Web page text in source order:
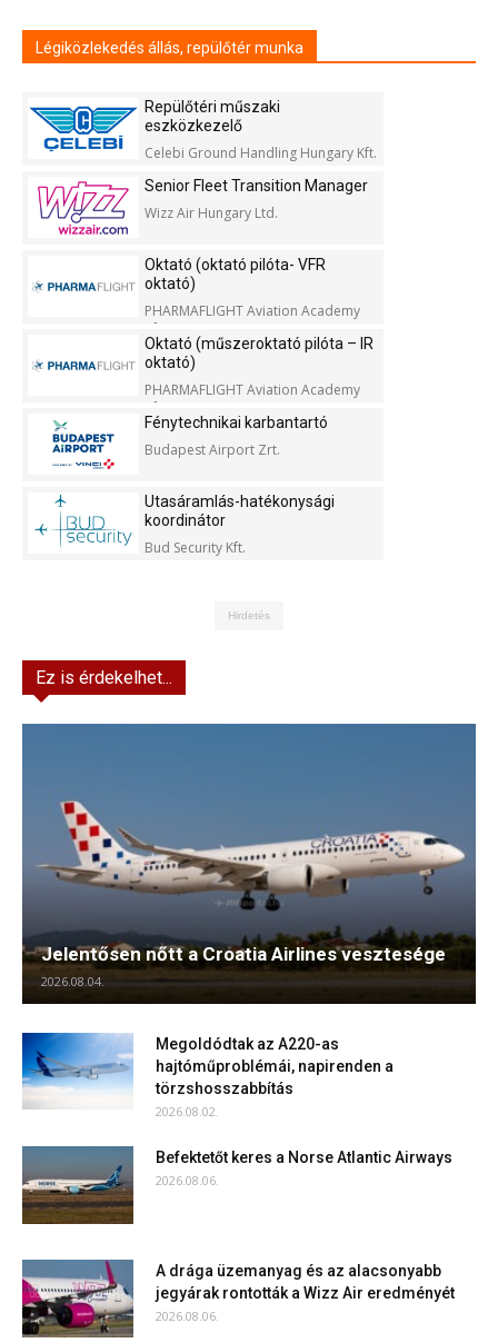
Légiközlekedés állás, repülőtér munka
Repülőtéri műszaki
eszközkezelő
Celebi Ground Handling Hungary Kft.
Senior Fleet Transition Manager
Wizz Air Hungary Ltd.
Oktató (oktató pilóta- VFR
oktató)
PHARMAFLIGHT Aviation Academy
Kft.
Oktató (műszeroktató pilóta – IR
oktató)
PHARMAFLIGHT Aviation Academy
Kft.
Fénytechnikai karbantartó
Budapest Airport Zrt.
Utasáramlás-hatékonysági
koordinátor
Bud Security Kft.
Hirdetés
Ez is érdekelhet...
Jelentősen nőtt a Croatia Airlines vesztesége
2026.08.04.
Megoldódtak az A220-as
hajtóműproblémái, napirenden a
törzshosszabbítás
2026.08.02.
Befektetőt keres a Norse Atlantic Airways
2026.08.06.
A drága üzemanyag és az alacsonyabb
jegyárak rontották a Wizz Air eredményét
2026.08.06.